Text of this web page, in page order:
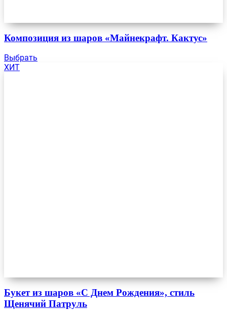
Композиция из шаров «Майнекрафт. Кактус»
Выбрать
ХИТ
Букет из шаров «С Днем Рождения», стиль
Щенячий Патруль